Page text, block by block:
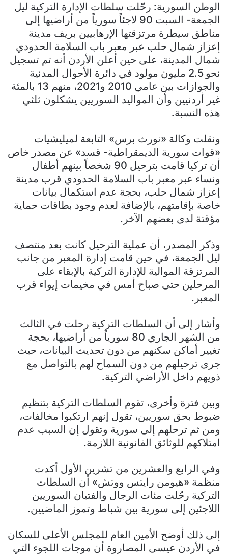
الوطن السورية: رحّلت سلطات الإدارة التركية ليل
الجمعة- السبت 90 لاجئاً سورياً من أراضيها إلى
مناطق سيطرة مرتزقتها الإرهابيين بريف مدينة
إعزاز شمال حلب عبر معبر باب السلامة الحدودي
شمال المدينة، على حين أعلن الأردن أنه تم تسجيل
نحو 2.5 مليون مولود في دائرة الأحوال المدنية
والجوازات بين عامي 2010 و2021، منهم 13 بالمئة
غير أردنيين وأن المواليد السوريين يشكلون ثلثي
هذه النسبة.
ونقلت وكالة «نورث برس» التابعة لميليشيات
«قوات سورية الديمقراطية- قسد» عن مصدر خاص
أن تركيا قامت بترحيل 90 شخصاً بينهم أطفال
ونساء عبر معبر باب السلامة الحدودي قرب مدينة
إعزاز شمال حلب، بحجة عدم استكمال بيانات
خاصة بإقامتهم، بالإضافة لعدم وجود بطاقات حماية
مؤقتة لدى بعضهم الآخر.
وذكر المصدر، أن عملية الترحيل كانت بعد منتصف
ليل الجمعة، في حين قامت إدارة المعبر من جانب
المرتزقة الموالية للإدارة التركية بالإبقاء على
المرحلين حتى صباح أمس في مخيمات إيواء قرب
المعبر.
وأشار إلى أن السلطات التركية رحلت في الثالث
من الشهر الجاري 80 سورياً من أراضيها، بحجة
تغيير أماكن سكنهم من دون تحديث البيانات، حيث
جرى ترحيلهم من دون السماح لهم بالتواصل مع
ذويهم داخل الأراضي التركية.
وبين فترة وأخرى، تقوم السلطات التركية بتنظيم
ضبوط بحق سوريين، تقول إنهم ارتكبوا مخالفات،
ومن ثم ترحلهم إلى سورية وتقول إن السبب عدم
امتلاكهم للوثائق القانونية اللازمة.
وفي الرابع والعشرين من تشرين الأول أكدت
منظمة «هيومن رايتس ووتش» أن السلطات
التركية رحّلت مئات الرجال والفتيان السوريين
اللاجئين إلى سورية بين شباط وتموز الماضيين.
إلى ذلك أوضح الأمين العام للمجلس الأعلى للسكان
في الأردن عيسى المصاروة أن موجات اللجوء التي